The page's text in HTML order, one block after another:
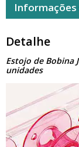
Detalhe
Estojo de Bobina
unidades